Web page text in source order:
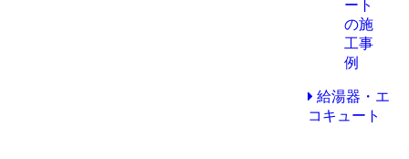
給湯器・エ
コキュート